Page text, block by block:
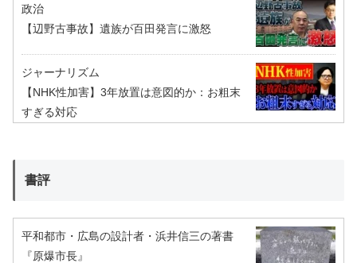
政治
【辺野古事故】遺族が百田発言に激怒
ジャーナリズム
【NHK性加害】3年放置は意図的か：お粗末
すぎる対応
書評
平和都市・広島の設計者・浜井信三の著書
『原爆市長』